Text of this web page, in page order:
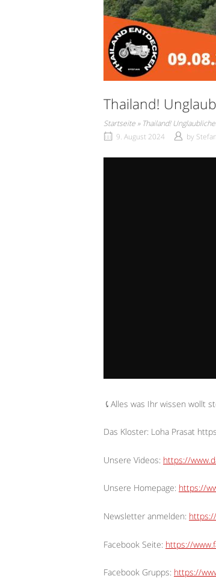
Thailand!
Startseite » Thailand!
9. August 2024
by
⤹Alles was Ihr wissen wollt
Das Kloster: Loha Prasat
Unsere Videos: https://
Unsere Homepage: https://
Newsletter anmelden:
Facebook Seite: https://
Facebook Grupps: https://